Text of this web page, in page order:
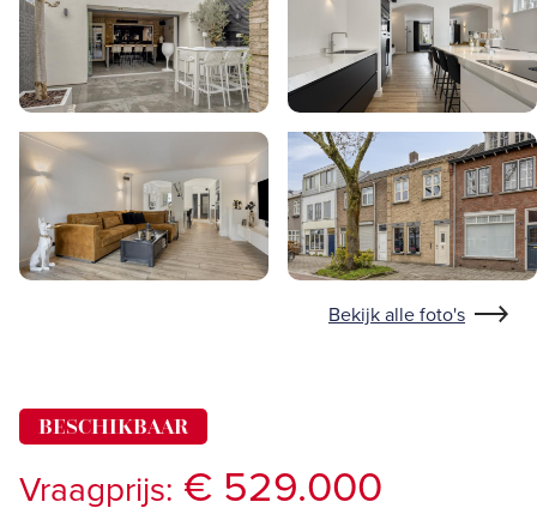
Bekijk alle foto's
BESCHIKBAAR
Vraagprijs: € 529.000